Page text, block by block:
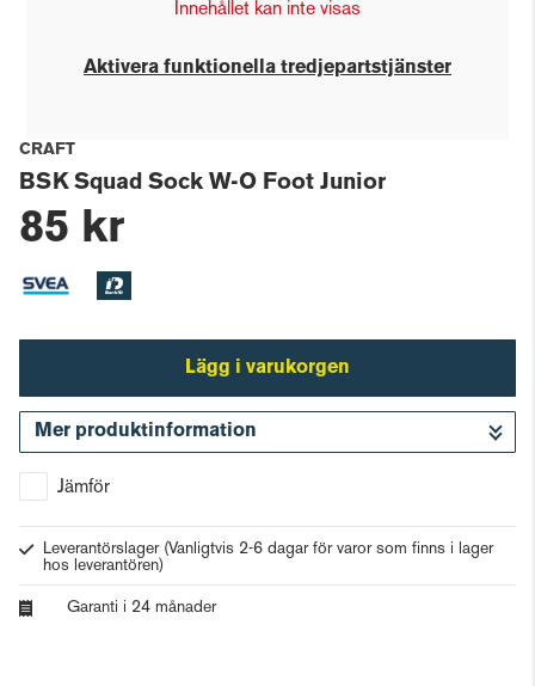
Innehållet kan inte visas
Aktivera funktionella tredjepartstjänster
CRAFT
BSK Squad Sock W-O Foot Junior
85 kr
Lägg i varukorgen
Mer produktinformation
Jämför
Leverantörslager (Vanligtvis 2-6 dagar för varor som finns i lager
hos leverantören)
Garanti i 24 månader